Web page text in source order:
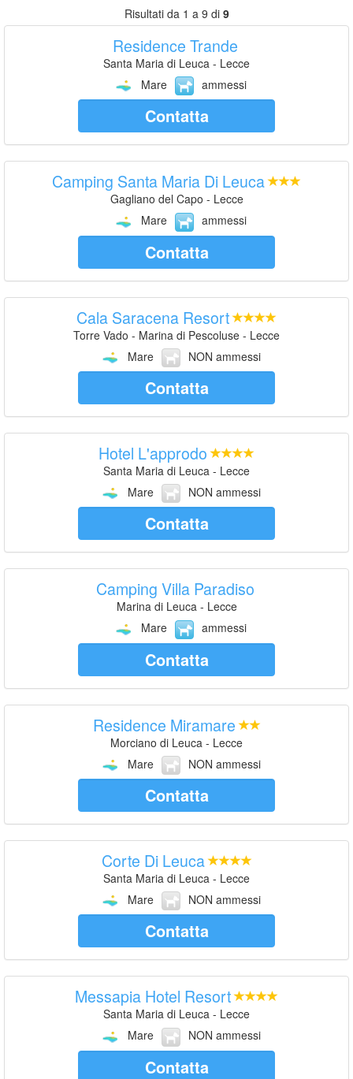
Risultati da 1 a 9 di 9
Residence Trande
Santa Maria di Leuca - Lecce
Mare
ammessi
Contatta
Camping Santa Maria Di Leuca
Gagliano del Capo - Lecce
Mare
ammessi
Contatta
Cala Saracena Resort
Torre Vado - Marina di Pescoluse - Lecce
Mare
NON ammessi
Contatta
Hotel L'approdo
Santa Maria di Leuca - Lecce
Mare
NON ammessi
Contatta
Camping Villa Paradiso
Marina di Leuca - Lecce
Mare
ammessi
Contatta
Residence Miramare
Morciano di Leuca - Lecce
Mare
NON ammessi
Contatta
Corte Di Leuca
Santa Maria di Leuca - Lecce
Mare
NON ammessi
Contatta
Messapia Hotel Resort
Santa Maria di Leuca - Lecce
Mare
NON ammessi
Contatta